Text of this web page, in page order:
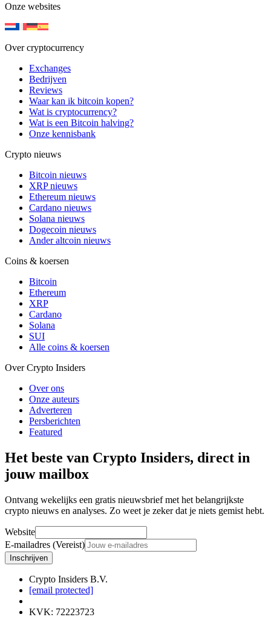
Onze websites
Over cryptocurrency
Exchanges
Bedrijven
Reviews
Waar kan ik bitcoin kopen?
Wat is cryptocurrency?
Wat is een Bitcoin halving?
Onze kennisbank
Crypto nieuws
Bitcoin nieuws
XRP nieuws
Ethereum nieuws
Cardano nieuws
Solana nieuws
Dogecoin nieuws
Ander altcoin nieuws
Coins & koersen
Bitcoin
Ethereum
XRP
Cardano
Solana
SUI
Alle coins & koersen
Over Crypto Insiders
Over ons
Onze auteurs
Adverteren
Persberichten
Featured
Het beste van Crypto Insiders, direct in
jouw mailbox
Ontvang wekelijks een gratis nieuwsbrief met het belangrijkste
crypto nieuws en analyses. Zo weet je zeker dat je niets gemist hebt.
Website
E-mailadres (Vereist)
Inschrijven
Crypto Insiders B.V.
[email protected]
KVK: 72223723